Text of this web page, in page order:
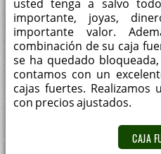
usted tenga a salvo
importante, joyas,
importante valor.
combinación de su caja
se ha quedado bloqueada,
contamos con un
cajas fuertes.
con precios ajustados.
CAJA